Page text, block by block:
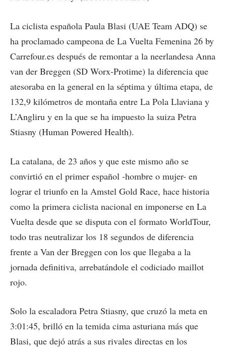
La ciclista española Paula Blasi (UAE Team ADQ) se
ha proclamado campeona de La Vuelta Femenina 26 by
Carrefour.es después de remontar a la neerlandesa Anna
van der Breggen (SD Worx-Protime) la diferencia que
atesoraba en la general en la séptima y última etapa, de
132,9 kilómetros de montaña entre La Pola Llaviana y
L’Angliru y en la que se ha impuesto la suiza Petra
Stiasny (Human Powered Health).
La catalana, de 23 años y que este mismo año se
convirtió en el primer español -hombre o mujer- en
lograr el triunfo en la Amstel Gold Race, hace historia
como la primera ciclista nacional en imponerse en La
Vuelta desde que se disputa con el formato WorldTour,
todo tras neutralizar los 18 segundos de diferencia
frente a Van der Breggen con los que llegaba a la
jornada definitiva, arrebatándole el codiciado maillot
rojo.
Solo la escaladora Petra Stiasny, que cruzó la meta en
3:01:45, brilló en la temida cima asturiana más que
Blasi, que dejó atrás a sus rivales directas en los